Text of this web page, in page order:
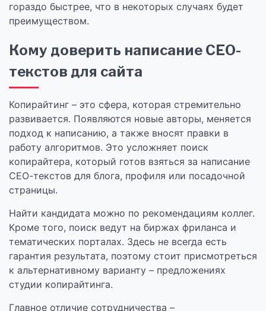
гораздо быстрее, что в некоторых случаях будет
преимуществом.
Кому доверить написание СЕО-
текстов для сайта
Копирайтинг – это сфера, которая стремительно
развивается. Появляются новые авторы, меняется
подход к написанию, а также вносят правки в
работу алгоритмов. Это усложняет поиск
копирайтера, который готов взяться за написание
СЕО-текстов для блога, профиля или посадочной
страницы.
Найти кандидата можно по рекомендациям коллег.
Кроме того, поиск ведут на биржах фриланса и
тематических порталах. Здесь не всегда есть
гарантия результата, поэтому стоит присмотреться
к альтернативному варианту – предложениях
студии копирайтинга.
Главное отличие сотрудничества –